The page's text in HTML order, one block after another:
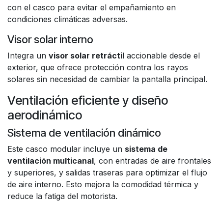
con el casco para evitar el empañamiento en
condiciones climáticas adversas.
Visor solar interno
Integra un visor solar retráctil accionable desde el
exterior, que ofrece protección contra los rayos
solares sin necesidad de cambiar la pantalla principal.
Ventilación eficiente y diseño
aerodinámico
Sistema de ventilación dinámico
Este casco modular incluye un sistema de
ventilación multicanal, con entradas de aire frontales
y superiores, y salidas traseras para optimizar el flujo
de aire interno. Esto mejora la comodidad térmica y
reduce la fatiga del motorista.